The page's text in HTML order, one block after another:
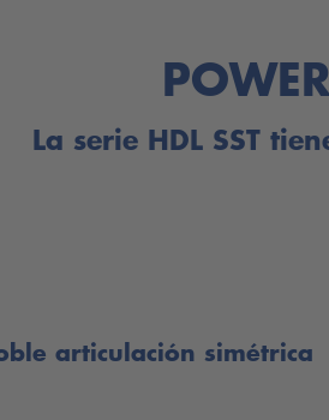
La serie HDL SST
articulación simétrica